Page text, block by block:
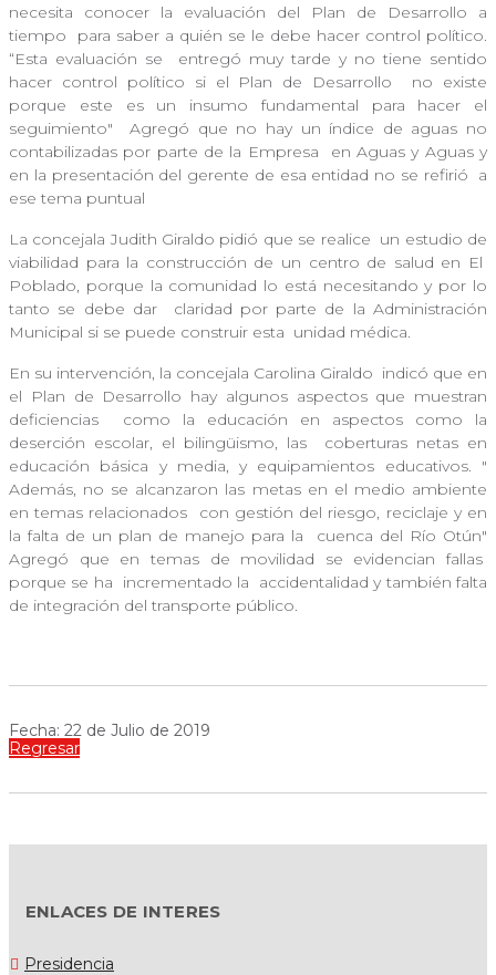
necesita conocer la evaluación del Plan de Desarrollo a
tiempo
para saber a quién se le debe hacer control político.
“Esta evaluación se
entregó muy tarde y no tiene sentido
hacer control político si el Plan de Desarrollo
no existe
porque este es un insumo fundamental para hacer el
seguimiento"
Agregó que no hay un índice de aguas no
contabilizadas por parte de la Empresa
en Aguas y Aguas y
en la presentación del gerente de esa entidad no se refirió
a
ese tema puntual
La concejala Judith Giraldo pidió que se realice un estudio de
viabilidad para la construcción de un centro de salud en El
Poblado, porque la comunidad lo está necesitando y por lo
tanto se debe dar
claridad por parte de la Administración
Municipal si se puede construir esta unidad médica.
En su intervención, la concejala Carolina Giraldo indicó que en
el Plan de Desarrollo hay algunos aspectos que muestran
deficiencias
como la educación en aspectos como la
deserción escolar, el bilingüismo, las
coberturas netas en
educación básica y media, y equipamientos educativos. "
Además, no se alcanzaron las metas en el medio ambiente
en temas relacionados
con gestión del riesgo, reciclaje y en
la falta de un plan de manejo para la
cuenca del Río Otún"
Agregó que en temas de movilidad se evidencian fallas
porque se ha incrementado la
accidentalidad y también falta
de integración del transporte público.
Fecha: 22 de Julio de 2019
Regresar
ENLACES DE INTERES
Presidencia